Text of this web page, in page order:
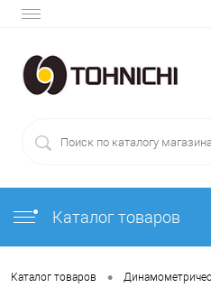
Каталог товаров
Каталог товаров •